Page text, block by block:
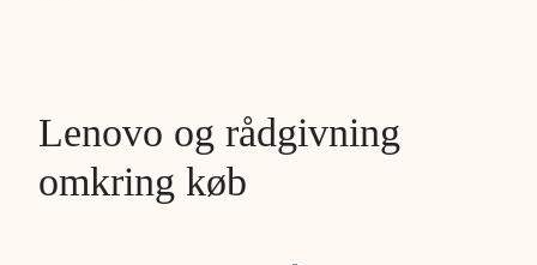
Lenovo og rådgivning
omkring køb